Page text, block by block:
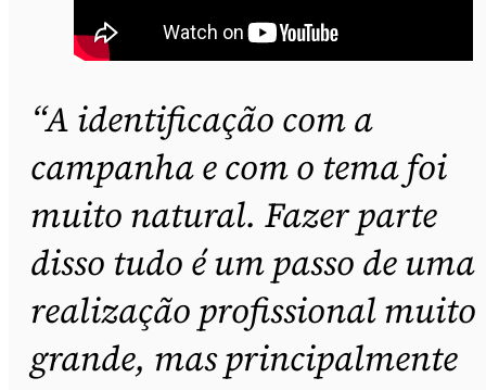
“A identificação com a
campanha e com o tema foi
muito natural. Fazer parte
disso tudo é um passo de uma
realização profissional muito
grande, mas principalmente